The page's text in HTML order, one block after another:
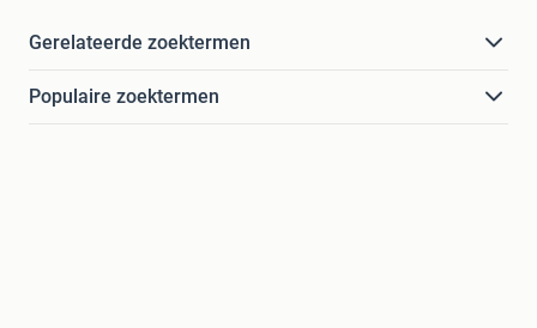
Gerelateerde zoektermen
Populaire zoektermen